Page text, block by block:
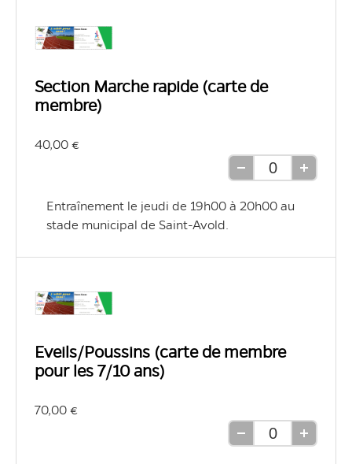
Section Marche rapide (carte de
membre)
40,00 €
Retirer
unité
Ajouter
Entraînement le jeudi de 19h00 à 20h00 au
stade municipal de Saint-Avold.
Eveils/Poussins (carte de membre
pour les 7/10 ans)
70,00 €
Retirer
Ajouter